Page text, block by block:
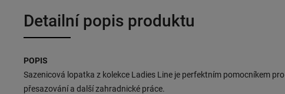
Detailní popis produktu
POPIS
Sazenicová lopatka z kolekce Ladies Line je perfektním pomocníkem pro
přesazování a další zahradnické práce.